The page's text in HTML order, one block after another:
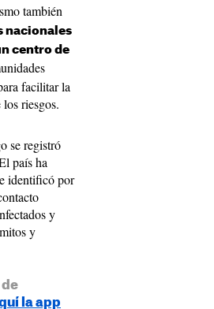
también
nacionales
centro de
facilitar la
riesgos.
se registró
país ha
identificó por
y
y
de
la app